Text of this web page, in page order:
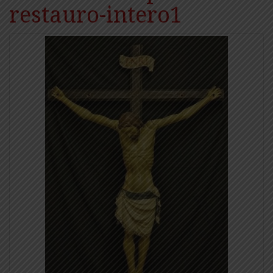
restauro-intero1